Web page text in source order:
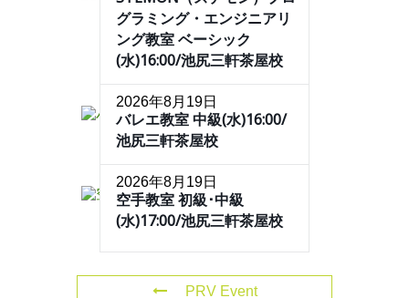
グラミング・エンジニアリ
ング教室 ベーシック
(水)16:00/池尻三軒茶屋校
2026年8月19日
バレエ教室 中級(水)16:00/
池尻三軒茶屋校
2026年8月19日
空手教室 初級･中級
(水)17:00/池尻三軒茶屋校
PRV Event